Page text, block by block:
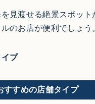
見渡せる絶景スポッ
のお店が便利でしょう
プ
すすめの店舗タイプ